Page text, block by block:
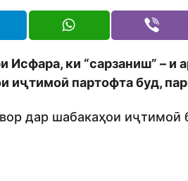
Исфара, ки “сарзаниш” – и
иҷтимоӣ партофта буд,
дар шабакаҳои иҷтимоӣ